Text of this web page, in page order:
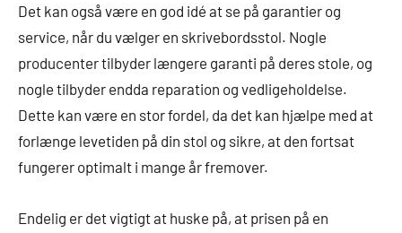
Det kan også være en god idé at se på garantier og
service, når du vælger en skrivebordsstol. Nogle
producenter tilbyder længere garanti på deres stole, og
nogle tilbyder endda reparation og vedligeholdelse.
Dette kan være en stor fordel, da det kan hjælpe med at
forlænge levetiden på din stol og sikre, at den fortsat
fungerer optimalt i mange år fremover.
Endelig er det vigtigt at huske på, at prisen på en